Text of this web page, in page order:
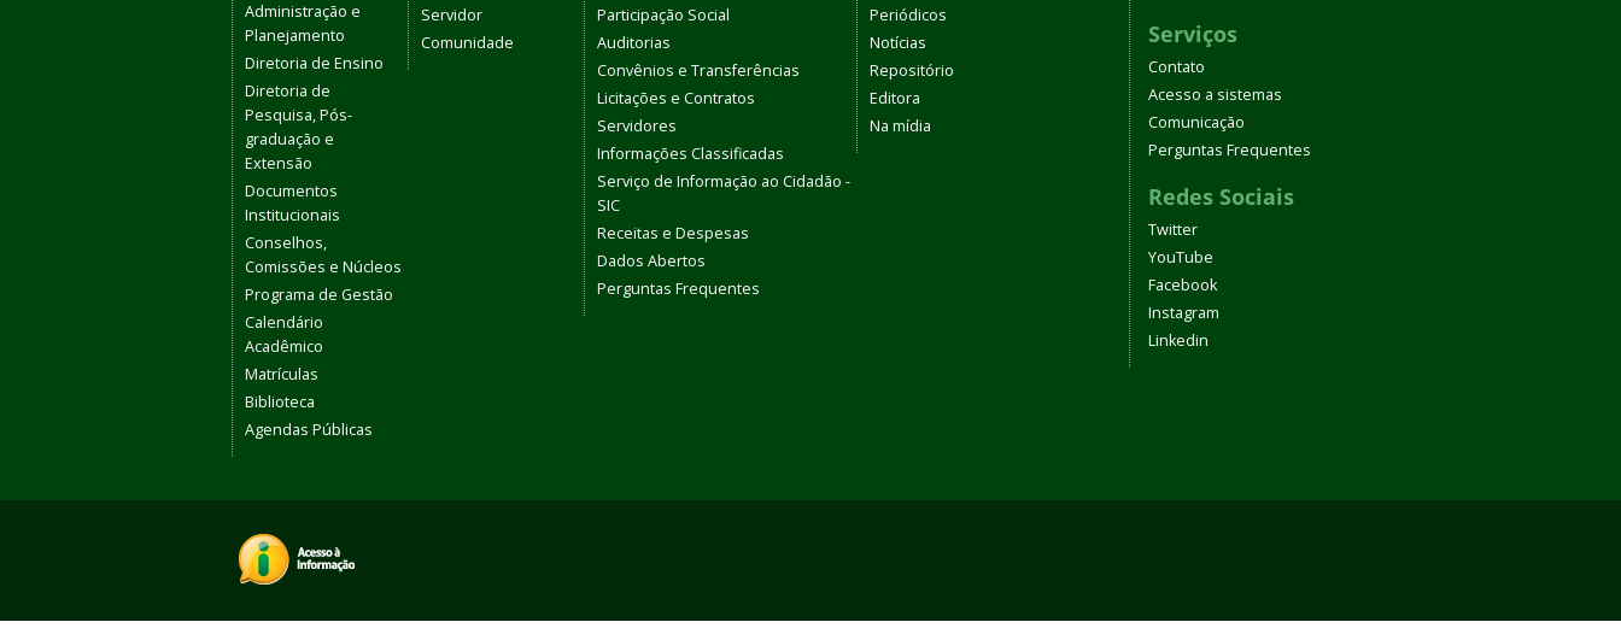
Administração e
Planejamento
Diretoria de Ensino
Diretoria de
Pesquisa, Pós-
graduação e
Extensão
Documentos
Institucionais
Conselhos,
Comissões e Núcleos
Programa de Gestão
Calendário
Acadêmico
Matrículas
Biblioteca
Agendas Públicas
Servidor
Comunidade
Participação Social
Auditorias
Convênios e Transferências
Licitações e Contratos
Servidores
Informações Classificadas
Serviço de Informação ao Cidadão -
SIC
Receitas e Despesas
Dados Abertos
Perguntas Frequentes
Periódicos
Notícias
Repositório
Editora
Na mídia
Serviços
Contato
Acesso a sistemas
Comunicação
Perguntas Frequentes
Redes Sociais
Twitter
YouTube
Facebook
Instagram
Linkedin